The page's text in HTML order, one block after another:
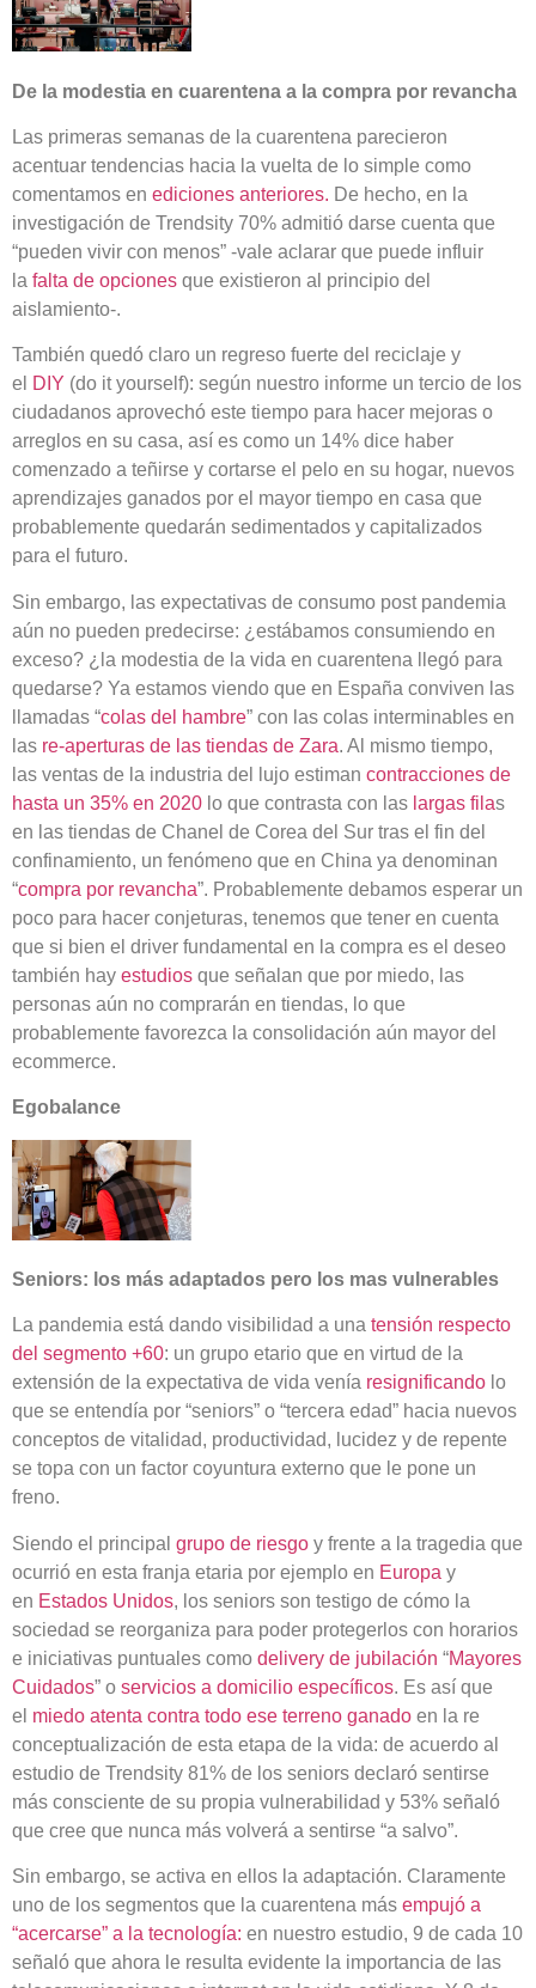
De la modestia en cuarentena a la compra por revancha
Las primeras semanas de la cuarentena parecieron
acentuar tendencias hacia la vuelta de lo simple como
comentamos en ediciones anteriores. De hecho, en la
investigación de Trendsity 70% admitió darse cuenta que
“pueden vivir con menos” -vale aclarar que puede influir
la falta de opciones que existieron al principio del
aislamiento-.
También quedó claro un regreso fuerte del reciclaje y
el
DIY (do it yourself): según nuestro informe un tercio de los
ciudadanos aprovechó este tiempo para hacer mejoras o
arreglos en su casa, así es como un 14% dice haber
comenzado a teñirse y cortarse el pelo en su hogar, nuevos
aprendizajes ganados por el mayor tiempo en casa que
probablemente quedarán sedimentados y capitalizados
para el futuro.
Sin embargo, las expectativas de consumo post pandemia
aún no pueden predecirse: ¿estábamos consumiendo en
exceso? ¿la modestia de la vida en cuarentena llegó para
quedarse? Ya estamos viendo que en España conviven las
llamadas “colas del hambre” con las colas interminables en
las re-aperturas de las tiendas de Zara. Al mismo tiempo,
las ventas de la industria del lujo estiman contracciones de
hasta un 35% en 2020 lo que contrasta con las largas filas
en las tiendas de Chanel de Corea del Sur tras el fin del
confinamiento, un fenómeno que en China ya denominan
“compra por revancha”. Probablemente debamos esperar un
poco para hacer conjeturas, tenemos que tener en cuenta
que si bien el driver fundamental en la compra es el deseo
también hay estudios que señalan que por miedo, las
personas aún no comprarán en tiendas, lo que
probablemente favorezca la consolidación aún mayor del
ecommerce.
Egobalance
Seniors: los más adaptados pero los mas vulnerables
La pandemia está dando visibilidad a una tensión respecto
del segmento +60: un grupo etario que en virtud de la
extensión de la expectativa de vida venía resignificando lo
que se entendía por “seniors” o “tercera edad” hacia nuevos
conceptos de vitalidad, productividad, lucidez y de repente
se topa con un factor coyuntura externo que le pone un
freno.
Siendo el principal grupo de riesgo y frente a la tragedia que
ocurrió en esta franja etaria por ejemplo en Europa y
en Estados Unidos, los seniors son testigo de cómo la
sociedad se reorganiza para poder protegerlos con horarios
e iniciativas puntuales como delivery de jubilación “Mayores
Cuidados” o servicios a domicilio específicos. Es así que
el miedo atenta contra todo ese terreno ganado en la re
conceptualización de esta etapa de la vida: de acuerdo al
estudio de Trendsity 81% de los seniors declaró sentirse
más consciente de su propia vulnerabilidad y 53% señaló
que cree que nunca más volverá a sentirse “a salvo”.
Sin embargo, se activa en ellos la adaptación. Claramente
uno de los segmentos que la cuarentena más empujó a
“acercarse” a la tecnología: en nuestro estudio, 9 de cada 10
señaló que ahora le resulta evidente la importancia de las